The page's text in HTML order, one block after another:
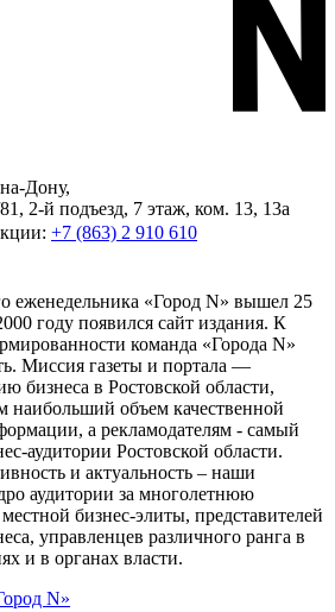
Дону,
2-й подъезд, 7 этаж, ком. 13, 13а
+7 (863) 2 910 610
еженедельника «Город N» вышел 25
году появился сайт издания. К
команда «Города N»
Миссия газеты и портала —
бизнеса в Ростовской области,
наибольший объем качественной
а рекламодателям - самый
аудитории Ростовской области.
и актуальность – наши
аудитории за многолетнюю
бизнес-элиты, представителей
управленцев различного ранга в
и в органах власти.
N»